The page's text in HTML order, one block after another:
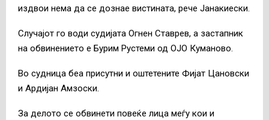
издвои нема да се дознае вистината, рече Јанакиески.
Случајот го води судијата Огнен Ставрев, а застапник
на обвинението е Бурим Рустеми од ОЈО Куманово.
Во судница беа присутни и оштетените Фијат Цановски
и Ардијан Амзоски.
За делото се обвинети повеќе лица меѓу кои и